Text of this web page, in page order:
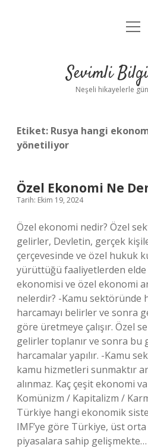
Anasayfa
Yasal
Sevimli
Neşeli hikayelerle
Etiket: Rusya hangi
yönetiliyor
Özel Ekonomi Ne
Tarih: Ekim 19, 2024
Özel ekonomi nedir? Özel
gelirler, Devletin, gerçek
çerçevesinde ve özel hukuk
yürüttüğü faaliyetlerden
ekonomisi ve özel ekonomi
nelerdir? -Kamu sektöründe
harcamayı belirler ve sonra
göre üretmeye çalışır. Özel
gelirler toplanır ve sonra bu
harcamalar yapılır. -Kamu
kamu hizmetleri sunmaktır
alınmaz. Kaç çeşit ekonomi
Komünizm / Kapitalizm /
Türkiye hangi ekonomik
IMF’ye göre Türkiye, üst
piyasalara sahip gelişmekte…